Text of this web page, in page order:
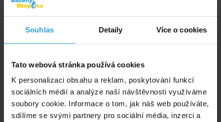
Souhlas Detaily Více o cookies
Tato webová stránka používá cookies
K personalizaci obsahu a reklam, poskytování funkcí
sociálních médií a analýze naší návštěvnosti využíváme
soubory cookie. Informace o tom, jak náš web používáte,
sdílíme se svými partnery pro sociální média, inzerci a
do košíku
Navíjecí zařízení komplet - stojan přenosný +
teleskopická tyč 5,4 - 7,1m
Doprava zdarma